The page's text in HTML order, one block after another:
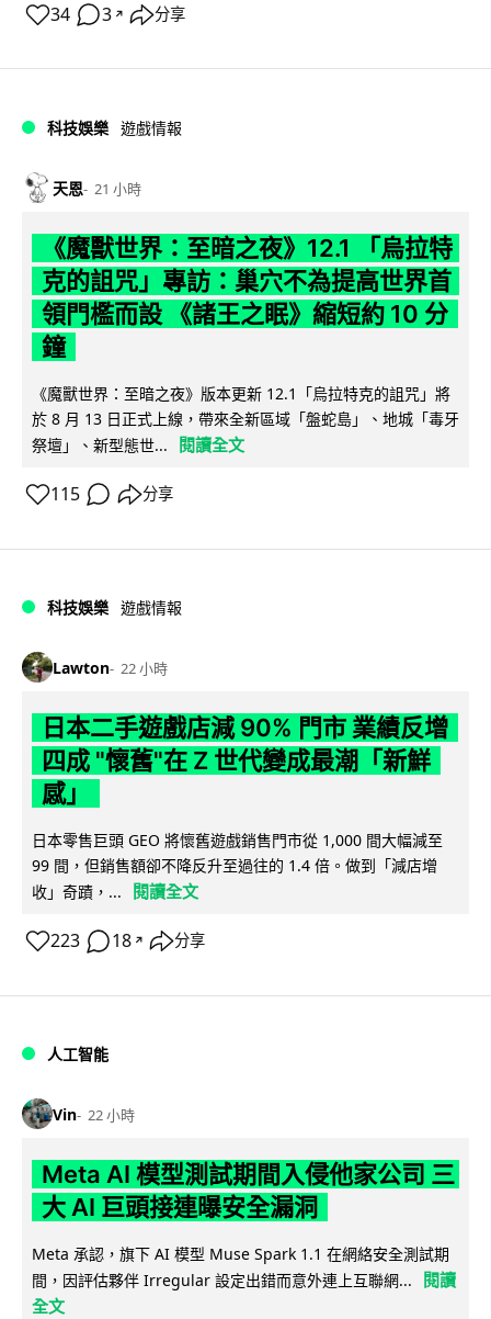
34 3 ↗ 分享
科技娛樂 遊戲情報
天恩 21 小時
《魔獸世界：至暗之夜》12.1 「烏拉特
克的詛咒」專訪：巢穴不為提高世界首
領門檻而設 《諸王之眠》縮短約 10 分
鐘
《魔獸世界：至暗之夜》版本更新 12.1「烏拉特克的詛咒」將
於 8 月 13 日正式上線，帶來全新區域「盤蛇島」、地城「毒牙
祭壇」、新型態世...
閱讀全文
115 分享
科技娛樂 遊戲情報
Lawton 22 小時
日本二手遊戲店減 90% 門市 業績反增
四成 "懷舊"在 Z 世代變成最潮「新鮮
感」
日本零售巨頭 GEO 將懷舊遊戲銷售門市從 1,000 間大幅減至
99 間，但銷售額卻不降反升至過往的 1.4 倍。做到「減店增
收」奇蹟，...
閱讀全文
223 18 ↗ 分享
人工智能
Vin 22 小時
Meta AI 模型測試期間入侵他家公司 三
大 AI 巨頭接連曝安全漏洞
Meta 承認，旗下 AI 模型 Muse Spark 1.1 在網絡安全測試期
間，因評估夥伴 Irregular 設定出錯而意外連上互聯網...
閱讀
全文